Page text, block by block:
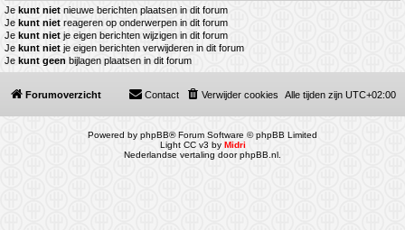
Je kunt niet nieuwe berichten plaatsen in dit forum
Je kunt niet reageren op onderwerpen in dit forum
Je kunt niet je eigen berichten wijzigen in dit forum
Je kunt niet je eigen berichten verwijderen in dit forum
Je kunt geen bijlagen plaatsen in dit forum
Forumoverzicht Alle tijden zijn UTC+02:00
Verwijder cookies
Contact
Powered by phpBB® Forum Software © phpBB Limited
Light CC v3 by Midri
Nederlandse vertaling doorphpBB.nl